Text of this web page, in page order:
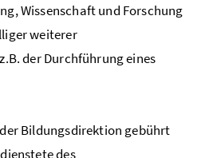
Wissenschaft und Forschung
weiterer
der Durchführung eines
Bildungsdirektion gebührt
des